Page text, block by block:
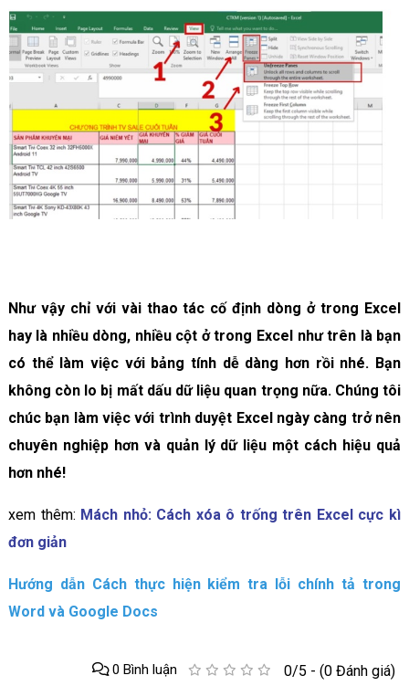
Như vậy chỉ với vài thao tác cố định dòng ở trong Excel
hay là nhiều dòng, nhiều cột ở trong Excel như trên là bạn
có thể làm việc với bảng tính dễ dàng hơn rồi nhé. Bạn
không còn lo bị mất dấu dữ liệu quan trọng nữa. Chúng tôi
chúc bạn làm việc với trình duyệt Excel ngày càng trở nên
chuyên nghiệp hơn và quản lý dữ liệu một cách hiệu quả
hơn nhé!
xem thêm: Mách nhỏ: Cách xóa ô trống trên Excel cực kì
đơn giản
Hướng dẫn Cách thực hiện kiểm tra lỗi chính tả trong
Word và Google Docs
0/5 - (0 Đánh giá)
0 Bình luận